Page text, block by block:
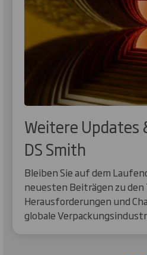
Weitere Updates
DS Smith
Bleiben Sie auf dem
neuesten Beiträgen zu den
Herausforderungen und
globale